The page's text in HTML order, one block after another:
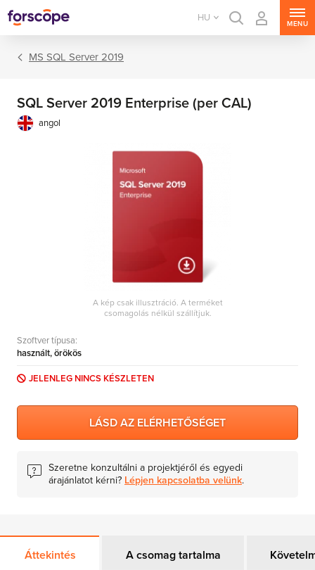
HU
MENU
MS Project Server
MS System Center
Server CALs
MS SQL Server 2019
SQL Server 2019 Enterprise (per CAL)
angol
A kép csak illusztráció. A terméket
csomagolás nélkül szállítjuk.
Szoftver típusa:
használt, örökös
JELENLEG NINCS KÉSZLETEN
LÁSD AZ ELÉRHETŐSÉGET
Szeretne konzultálni a projektjéről és egyedi
árajánlatot kérni? Lépjen kapcsolatba velünk.
Áttekintés A csomag tartalma